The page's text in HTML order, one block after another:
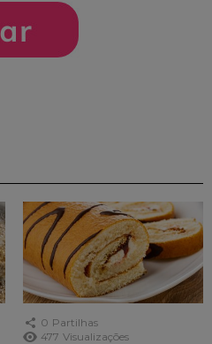
0 Partilhas
477 Visualizações